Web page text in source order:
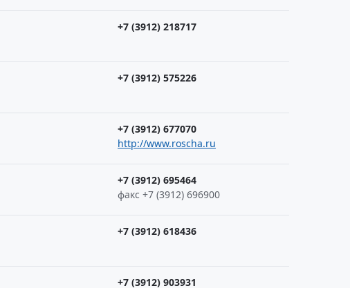
+7 (3912) 218717
+7 (3912) 575226
+7 (3912) 677070
http://www.roscha.ru
+7 (3912) 695464
факс +7 (3912) 696900
+7 (3912) 618436
+7 (3912) 903931